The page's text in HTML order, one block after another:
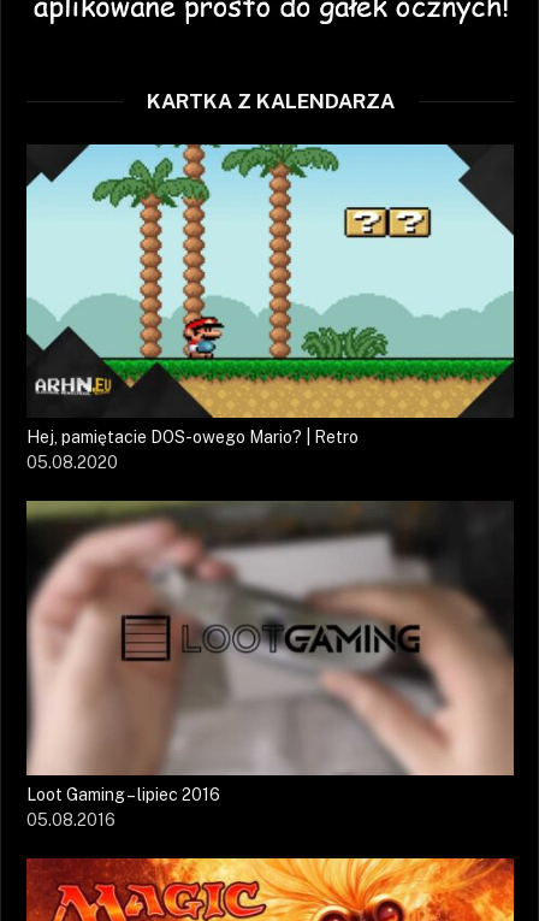
KARTKA Z KALENDARZA
Hej, pamiętacie DOS-owego Mario? | Retro
05.08.2020
Loot Gaming – lipiec 2016
05.08.2016